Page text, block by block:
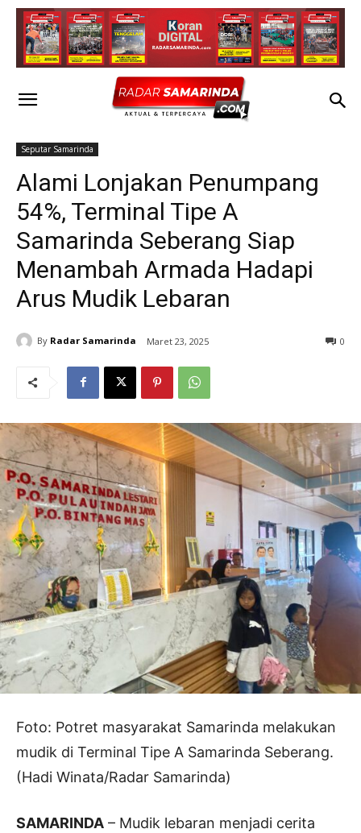
Seputar Samarinda
Alami Lonjakan Penumpang
54%, Terminal Tipe A
Samarinda Seberang Siap
Menambah Armada Hadapi
Arus Mudik Lebaran
By Radar Samarinda Maret 23, 2025 0
Foto: Potret masyarakat Samarinda melakukan
mudik di Terminal Tipe A Samarinda Seberang.
(Hadi Winata/Radar Samarinda)
SAMARINDA – Mudik lebaran menjadi cerita